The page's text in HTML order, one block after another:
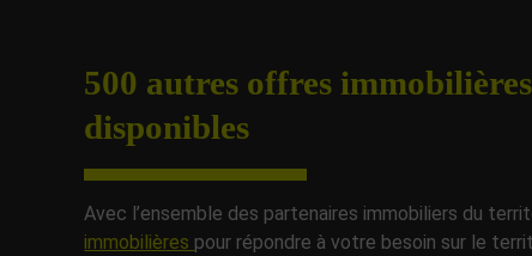
500 autres offres immobilières
disponibles
Avec l’ensemble des partenaires immobiliers du
immobilières pour répondre à votre besoin sur le